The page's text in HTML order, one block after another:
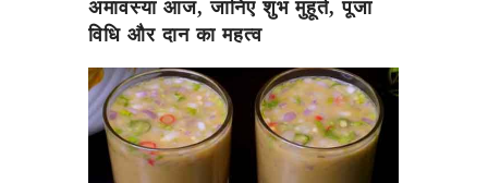
अमावस्या आज, जानिए शुभ मुहूर्त, पूजा
विधि और दान का महत्व